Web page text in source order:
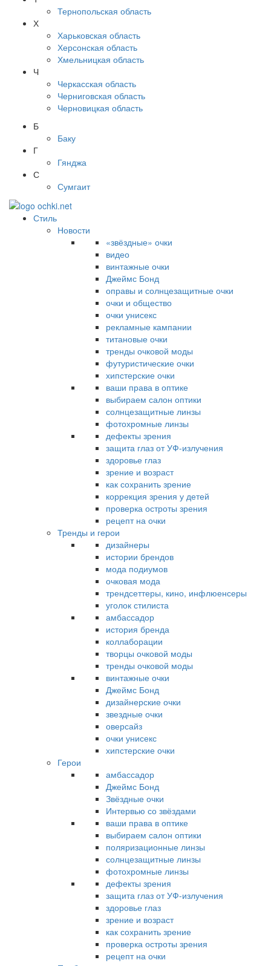
Тернопольская область
Х
Харьковская область
Херсонская область
Хмельницкая область
Ч
Черкасская область
Черниговская область
Черновицкая область
Б
Баку
Г
Гянджа
С
Сумгаит
Стиль
Новости
«звёздные» очки
видео
винтажные очки
Джеймс Бонд
оправы и солнцезащитные очки
очки и общество
очки унисекс
рекламные кампании
титановые очки
тренды очковой моды
футуристические очки
хипстерские очки
ваши права в оптике
выбираем салон оптики
солнцезащитные линзы
фотохромные линзы
дефекты зрения
защита глаз от УФ-излучения
здоровье глаз
зрение и возраст
как сохранить зрение
коррекция зрения у детей
проверка остроты зрения
рецепт на очки
Тренды и герои
дизайнеры
истории брендов
мода подиумов
очковая мода
трендсеттеры, кино, инфлюенсеры
уголок стилиста
амбассадор
история бренда
коллаборации
творцы очковой моды
тренды очковой моды
винтажные очки
Джеймс Бонд
дизайнерские очки
звездные очки
оверсайз
очки унисекс
хипстерские очки
Герои
амбассадор
Джеймс Бонд
Звёздные очки
Интервью со звёздами
ваши права в оптике
выбираем салон оптики
поляризационные линзы
солнцезащитные линзы
фотохромные линзы
дефекты зрения
защита глаз от УФ-излучения
здоровье глаз
зрение и возраст
как сохранить зрение
проверка остроты зрения
рецепт на очки